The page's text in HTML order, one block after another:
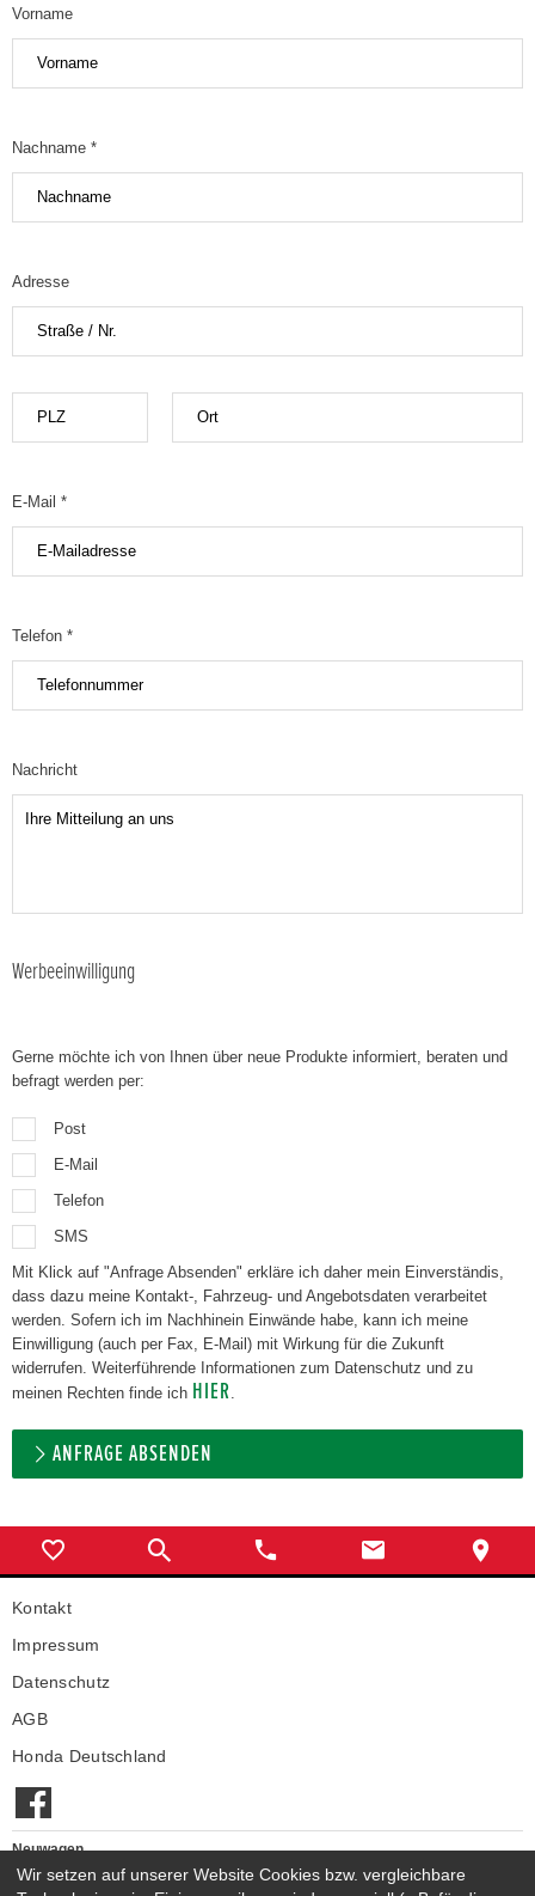
Vorname
Nachname *
Adresse
E-Mail *
Telefon *
Nachricht
Werbeeinwilligung
Gerne möchte ich von Ihnen über neue Produkte informiert, beraten und
befragt werden per:
Post
E-Mail
Telefon
SMS
Mit Klick auf "Anfrage Absenden" erkläre ich daher mein Einverständis,
dass dazu meine Kontakt-, Fahrzeug- und Angebotsdaten verarbeitet
werden. Sofern ich im Nachhinein Einwände habe, kann ich meine
Einwilligung (auch per Fax, E-Mail) mit Wirkung für die Zukunft
widerrufen. Weiterführende Informationen zum Datenschutz und zu
meinen Rechten finde ich HIER.
ANFRAGE ABSENDEN
Kontakt
Impressum
Datenschutz
AGB
Honda Deutschland
Neuwagen
Honda Neuwagen
Wir setzen auf unserer Website Cookies bzw. vergleichbare